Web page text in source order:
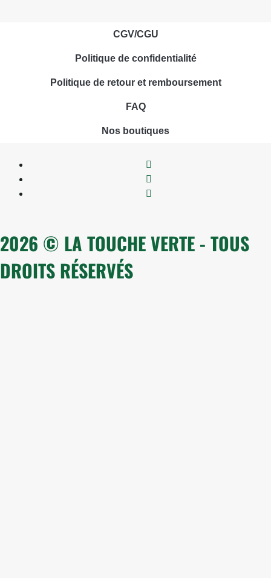
CGV/CGU
Politique de confidentialité
Politique de retour et remboursement
FAQ
Nos boutiques
2026 © LA TOUCHE VERTE - TOUS
DROITS RÉSERVÉS